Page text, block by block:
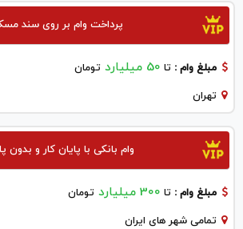
پرداخت وام بر روی سند
مبلغ وام : تا 50 میلیارد تومان
تهران
وام بانکی با پایان کار و بدون
مبلغ وام : تا 300 میلیارد تومان
تمامی شهر های ایران